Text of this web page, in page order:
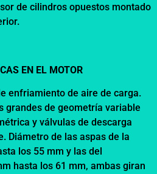
de cilindros opuestos montado
EN EL MOTOR
enfriamiento de aire de carga.
grandes de geometría variable
y válvulas de descarga
Diámetro de las aspas de la
los 55 mm y las del
hasta los 61 mm, ambas giran